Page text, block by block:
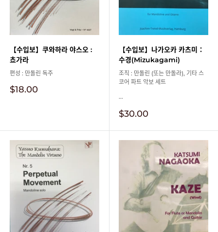
【수입보】쿠와하라 야스오 :
쵸가라
편성 : 만돌린 독주
판
매
$18.00
【수입보】나가오카 카츠미：
수경(Mizukagami)
조직 : 만돌린 (또는 만돌라), 기타 스
코어 파트 악보 세트
...
판
매
가
격
$30.00